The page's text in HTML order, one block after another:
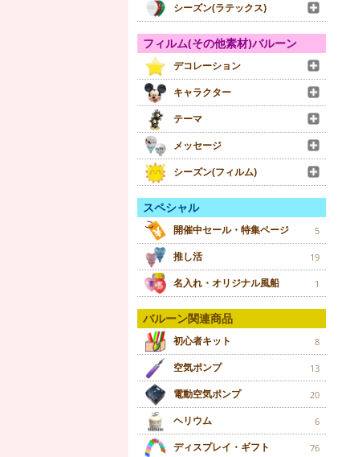
シーズン(ラテックス)
フィルム(その他素材)バルーン
デコレーション
キャラクター
テーマ
メッセージ
シーズン(フィルム)
スペシャル
開催中セール・特集ページ 5
推し活 19
名入れ・オリジナル風船 1
バルーン関連商品
初心者キット 8
空気ポンプ 13
電動空気ポンプ 20
ヘリウム 6
ディスプレイ・ギフト 76